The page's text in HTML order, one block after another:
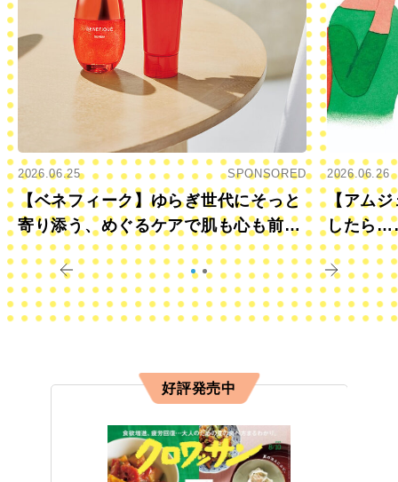
2026.06.25 SPONSORED
【ベネフィーク】ゆらぎ世代にそっと
寄り添う、めぐるケアで肌も心も前向
きに
2026.06.26
【アムジ
したら
すか？
好評発売中